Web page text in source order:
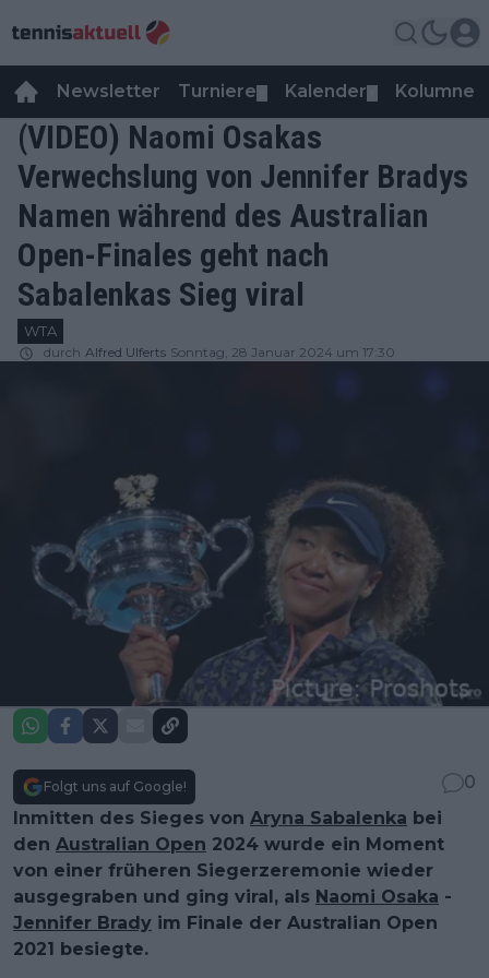
Newsletter Turniere Kalender Kolumnen
(VIDEO) Naomi Osakas
Verwechslung von Jennifer Bradys
Namen während des Australian
Open-Finales geht nach
Sabalenkas Sieg viral
WTA
durch Alfred Ulferts Sonntag, 28 Januar 2024 um 17:30
Folgt uns auf Google!
0
Inmitten des Sieges von Aryna Sabalenka bei
den Australian Open 2024 wurde ein Moment
von einer früheren Siegerzeremonie wieder
ausgegraben und ging viral, als Naomi Osaka -
Jennifer Brady im Finale der Australian Open
2021 besiegte.